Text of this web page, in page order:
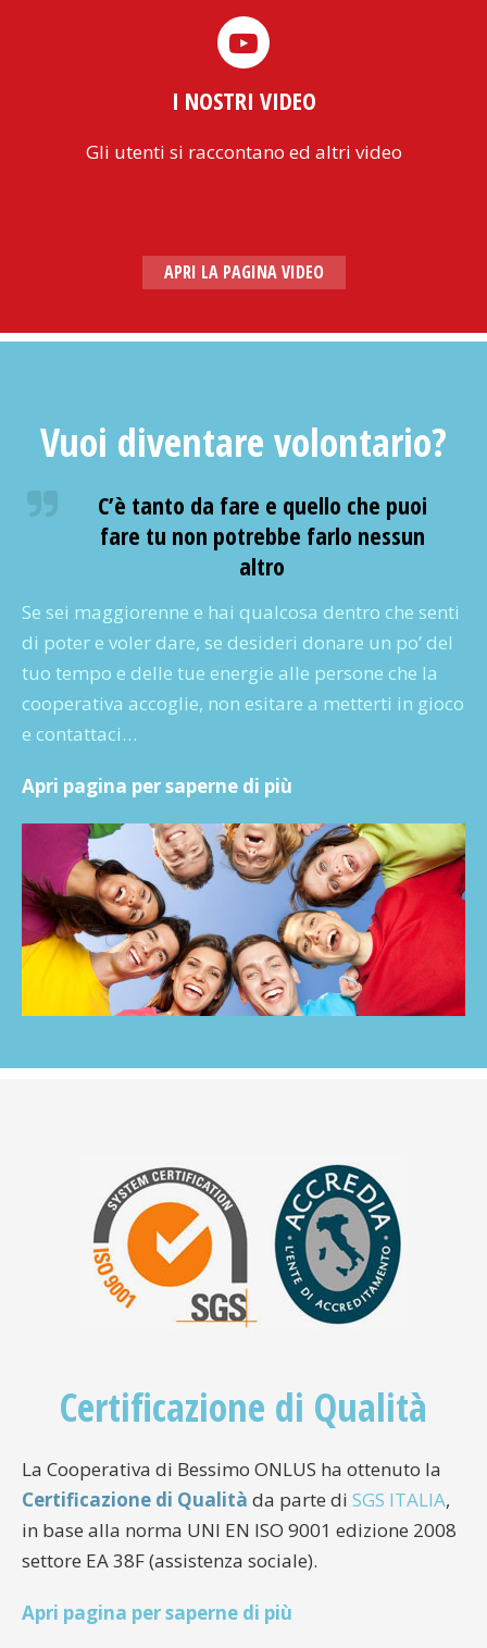
I NOSTRI VIDEO
Gli utenti si raccontano ed altri video
APRI LA PAGINA VIDEO
Vuoi diventare volontario?
C’è tanto da fare e quello che puoi
fare tu non potrebbe farlo nessun
altro
Se sei maggiorenne e hai qualcosa dentro che senti
di poter e voler dare, se desideri donare un po’ del
tuo tempo e delle tue energie alle persone che la
cooperativa accoglie, non esitare a metterti in gioco
e contattaci…
Apri pagina per saperne di più
Certificazione di Qualità
La Cooperativa di Bessimo ONLUS ha ottenuto la
Certificazione di Qualità da parte di SGS ITALIA,
in base alla norma UNI EN ISO 9001 edizione 2008
settore EA 38F (assistenza sociale).
Apri pagina per saperne di più